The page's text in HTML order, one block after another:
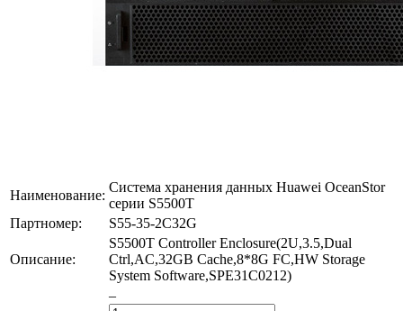
Наименование:
Система хранения данных Huawei OceanStor
серии S5500T
Партномер:
S55-35-2C32G
Описание:
S5500T Controller Enclosure(2U,3.5,Dual
Ctrl,AC,32GB Cache,8*8G FC,HW Storage
System Software,SPE31C0212)
–